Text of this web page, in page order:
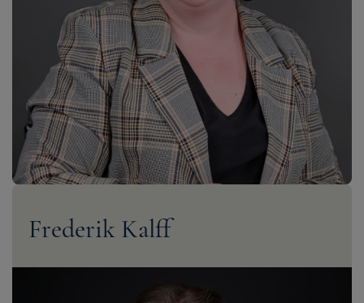
Frederik Kalff